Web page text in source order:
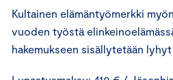
Kultainen elämäntyömerkki
vuoden työstä
hakemukseen sisällytetään